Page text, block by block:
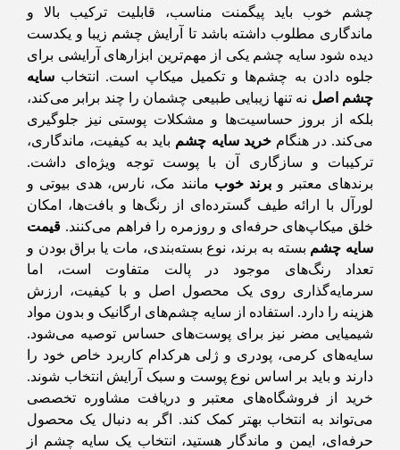
چشم خوب باید پیگمنت مناسب، قابلیت ترکیب بالا و
ماندگاری مطلوب داشته باشد تا آرایش چشم زیبا و یکدست
دیده شود سایه چشم یکی از مهم‌ترین ابزارهای آرایشی برای
جلوه دادن به چشم‌ها و تکمیل میکاپ است. انتخاب سایه
چشم اصل نه تنها زیبایی طبیعی چشمان را چند برابر می‌کند،
بلکه از بروز حساسیت‌ها و مشکلات پوستی نیز جلوگیری
می‌کند. در هنگامخرید سایه چشم باید به کیفیت، ماندگاری،
ترکیبات و سازگاری آن با پوست توجه ویژه‌ای داشت.
برندهای معتبر و برند خوب مانند مک، نارس، هدی بیوتی و
لورآل با ارائه طیف گسترده‌ای از رنگ‌ها و بافت‌ها، امکان
خلق میکاپ‌های حرفه‌ای و روزمره را فراهم می‌کنند. قیمت
سایه چشم بسته به برند، نوع بسته‌بندی، مات یا براق بودن و
تعداد رنگ‌های موجود در پالت متفاوت است، اما
سرمایه‌گذاری روی یک محصول اصل و با کیفیت، ارزش
هزینه را دارد. استفاده از سایه چشم‌های ارگانیک و بدون مواد
شیمیایی مضر نیز برای پوست‌های حساس توصیه می‌شود.
سایه‌های کرمی، پودری و ژلی هرکدام کاربرد خاص خود را
دارند و باید بر اساس نوع پوست و سبک آرایش انتخاب شوند.
خرید از فروشگاه‌های معتبر و دریافت مشاوره تخصصی
می‌تواند به انتخاب بهتر کمک کند. اگر به دنبال یک محصول
حرفه‌ای، ایمن و ماندگار هستید، انتخاب یک سایه چشم از